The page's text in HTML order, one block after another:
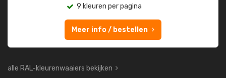
9 kleuren per pagina
Meer info / bestellen
alle RAL-kleurenwaaiers bekijken